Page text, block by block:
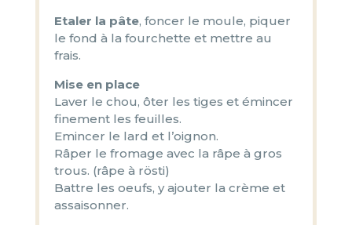
Etaler la pâte, foncer le moule, piquer
le fond à la fourchette et mettre au
frais.
Mise en place
Laver le chou, ôter les tiges et émincer
finement les feuilles.
Emincer le lard et l’oignon.
Râper le fromage avec la râpe à gros
trous. (râpe à rösti)
Battre les oeufs, y ajouter la crème et
assaisonner.